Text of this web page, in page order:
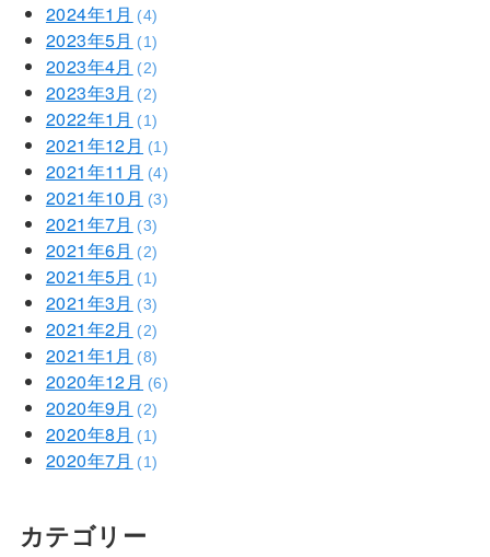
2024年1月 (4)
2023年5月 (1)
2023年4月 (2)
2023年3月 (2)
2022年1月 (1)
2021年12月 (1)
2021年11月 (4)
2021年10月 (3)
2021年7月 (3)
2021年6月 (2)
2021年5月 (1)
2021年3月 (3)
2021年2月 (2)
2021年1月 (8)
2020年12月 (6)
2020年9月 (2)
2020年8月 (1)
2020年7月 (1)
カテゴリー